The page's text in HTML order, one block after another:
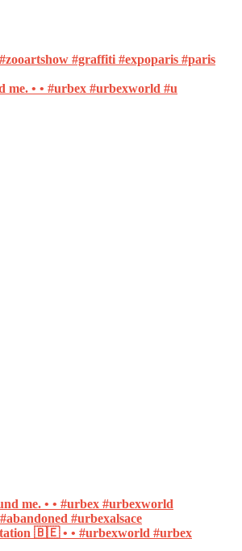
me. • • #urbex #urbexworld #u
🇧🇪 • • #urbexworld #urbex